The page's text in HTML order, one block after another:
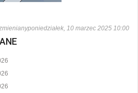
10 marzec 2025 10:00